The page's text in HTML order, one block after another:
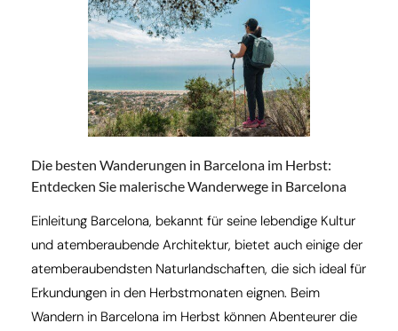
Die besten Wanderungen in Barcelona im Herbst:
Entdecken Sie malerische Wanderwege in Barcelona
Einleitung Barcelona, bekannt für seine lebendige Kultur
und atemberaubende Architektur, bietet auch einige der
atemberaubendsten Naturlandschaften, die sich ideal für
Erkundungen in den Herbstmonaten eignen. Beim
Wandern in Barcelona im Herbst können Abenteurer die